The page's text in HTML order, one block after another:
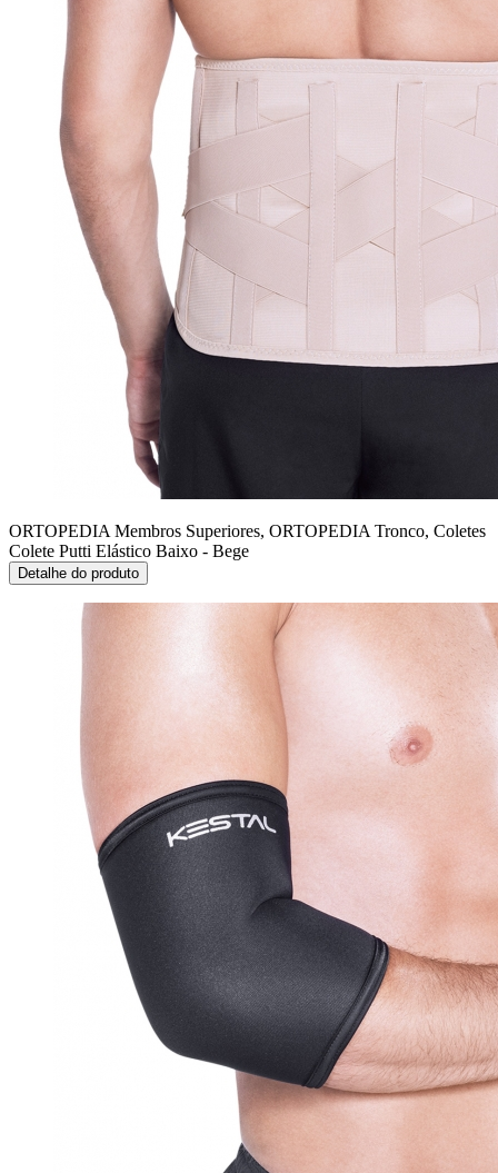
ORTOPEDIA Membros Superiores, ORTOPEDIA Tronco, Coletes
Colete Putti Elástico Baixo - Bege
Detalhe do produto